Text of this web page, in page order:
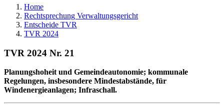
Home
Rechtsprechung Verwaltungsgericht
Entscheide TVR
TVR 2024
TVR 2024 Nr. 21
Planungshoheit und Gemeindeautonomie; kommunale
Regelungen, insbesondere Mindestabstände, für
Windenergieanlagen; Infraschall.